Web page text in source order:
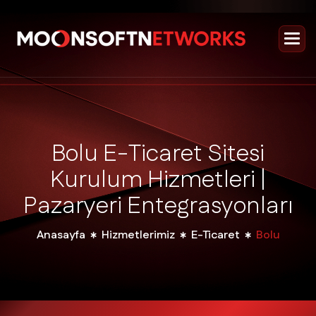
Bolu E-TicaretSitesi
KurulumHizmetleri |
PazaryeriEntegrasyonları
Anasayfa Hizmetlerimiz E-Ticaret Bolu